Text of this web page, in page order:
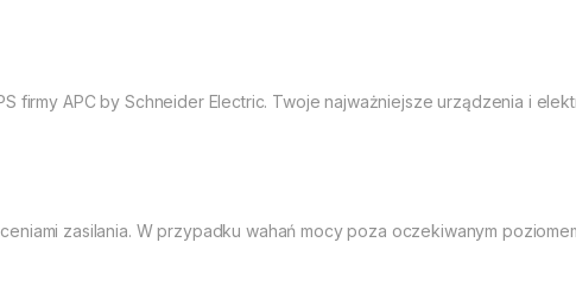
firmy APC by Schneider Electric. Twoje najważniejsze urządzenia i
zasilania. W przypadku wahań mocy poza oczekiwanym